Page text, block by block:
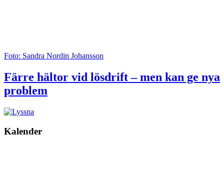
Foto: Sandra Nordin Johansson
Färre hältor vid lösdrift – men kan ge nya
problem
Kalender